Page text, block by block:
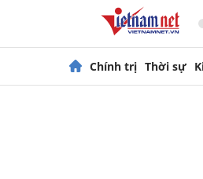
Chính trị Thời sự